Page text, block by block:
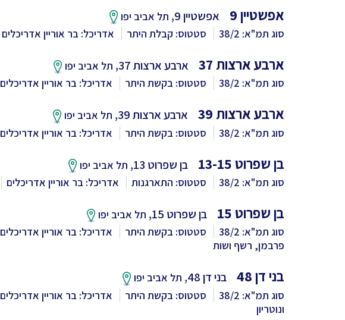
אפשטיין 9 אפשטיין 9,
תל אביב יפו
סוג תמ"א: 38/2
סטטוס: קבלת היתר אדריכל: בר אוריין אדריכלים
ארבע ארצות 37 ארבע ארצות 37,
תל אביב יפו
סוג תמ"א: 38/2
סטטוס: בקשת היתר אדריכל: בר אוריין אדריכלים
ארבע ארצות 39 ארבע ארצות 39,
תל אביב יפו
סוג תמ"א: 38/2
סטטוס: בקשת היתר אדריכל: בר אוריין אדריכלים
בן שפרוט 13-15 בן שפרוט 13,
תל אביב יפו
סוג תמ"א: 38/2
סטטוס: התארגנות אדריכל: בר אוריין אדריכלים
בן שפרוט 15 בן שפרוט 15,
תל אביב יפו
סוג תמ"א: 38/2
סטטוס: בקשת היתר אדריכל: בר אוריין אדריכלים
פרבמן, רשף ושות
בני דן 48 בני דן 48,
תל אביב יפו
סוג תמ"א: 38/2
סטטוס: בקשת היתר אדריכל: בר אוריין אדריכלים
ונוטריון